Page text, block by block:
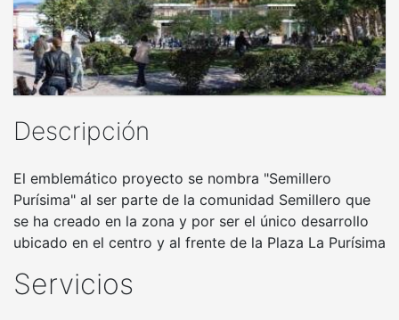
Descripción
El emblemático proyecto se nombra "Semillero
Purísima" al ser parte de la comunidad Semillero que
se ha creado en la zona y por ser el único desarrollo
ubicado en el centro y al frente de la Plaza La Purísima
Servicios